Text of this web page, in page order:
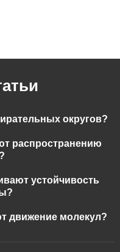
округов?
распространению
устойчивость
движение молекул?